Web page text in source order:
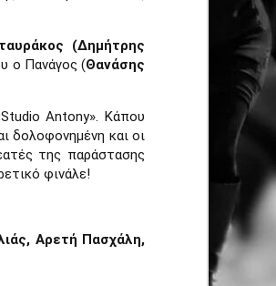
(Δημήτρης
ο Πανάγος (Θανάσης
Antony». Κάπου
δολοφονημένη και οι
της παράστασης
φινάλε!
Αρετή Πασχάλη,
· Δρόμος Θυσίας 21,1 χλμ
Στο Δρόμο Θυσίας «Κακολύρι
1944» οι δρομείς αγωνίζονται,
μαζί με τους ανθρώπους που
στήθηκαν στο απόσπασμα.